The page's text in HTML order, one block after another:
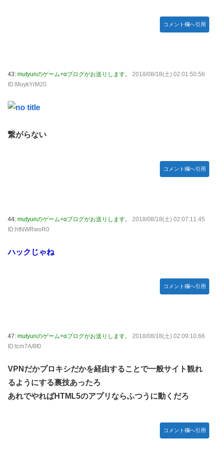
コメント欄へ引用
43: mutyunのゲーム+αブログがお送りします。
2018/08/18(土) 02:01:50.56
ID:MuykYrM20
繋がらない
コメント欄へ引用
44: mutyunのゲーム+αブログがお送りします。
2018/08/18(土) 02:07:11.45
ID:htNWRwoR0
ハックじゃね
コメント欄へ引用
47: mutyunのゲーム+αブログがお送りします。
2018/08/18(土) 02:09:10.66
ID:tcm7A/8f0
VPNだかプロキシだかを経由することで一般サイト観れ
るようにする裏技あったろ
あれでやればHTML5のアプリならふつうに動くだろ
コメント欄へ引用